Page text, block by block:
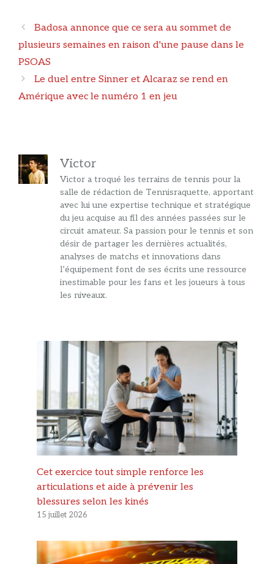
Navigation
des
articles
Badosa annonce que ce sera au sommet de
plusieurs semaines en raison d'une pause dans le
PSOAS
Le duel entre Sinner et Alcaraz se rend en
Amérique avec le numéro 1 en jeu
Victor
Victor a troqué les terrains de tennis pour la
salle de rédaction de Tennisraquette, apportant
avec lui une expertise technique et stratégique
du jeu acquise au fil des années passées sur le
circuit amateur. Sa passion pour le tennis et son
désir de partager les dernières actualités,
analyses de matchs et innovations dans
l’équipement font de ses écrits une ressource
inestimable pour les fans et les joueurs à tous
les niveaux.
Cet exercice tout simple renforce les
articulations et aide à prévenir les
blessures selon les kinés
15 juillet 2026